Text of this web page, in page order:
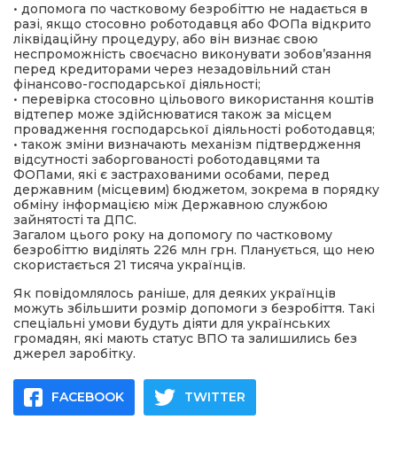
• допомога по частковому безробіттю не надається в
разі, якщо стосовно роботодавця або ФОПа відкрито
ліквідаційну процедуру, або він визнає свою
неспроможність своєчасно виконувати зобов’язання
перед кредиторами через незадовільний стан
фінансово-господарської діяльності;
• перевірка стосовно цільового використання коштів
відтепер може здійснюватися також за місцем
провадження господарської діяльності роботодавця;
• також зміни визначають механізм підтвердження
відсутності заборгованості роботодавцями та
ФОПами, які є застрахованими особами, перед
державним (місцевим) бюджетом, зокрема в порядку
обміну інформацією між Державною службою
зайнятості та ДПС.
Загалом цього року на допомогу по частковому
безробіттю виділять 226 млн грн. Планується, що нею
скористається 21 тисяча українців.
Як повідомлялось раніше, для деяких українців
можуть збільшити розмір допомоги з безробіття. Такі
спеціальні умови будуть діяти для українських
громадян, які мають статус ВПО та залишились без
джерел заробітку.
FACEBOOK TWITTER